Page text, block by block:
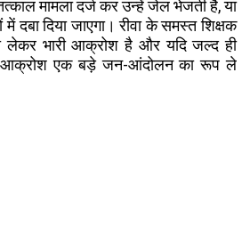
मामला दर्ज कर उन्हें जेल भेजती है, या
में दबा दिया जाएगा। रीवा के समस्त शिक्षक
लेकर भारी आक्रोश है और यदि जल्द ही
आक्रोश एक बड़े जन-आंदोलन का रूप ले